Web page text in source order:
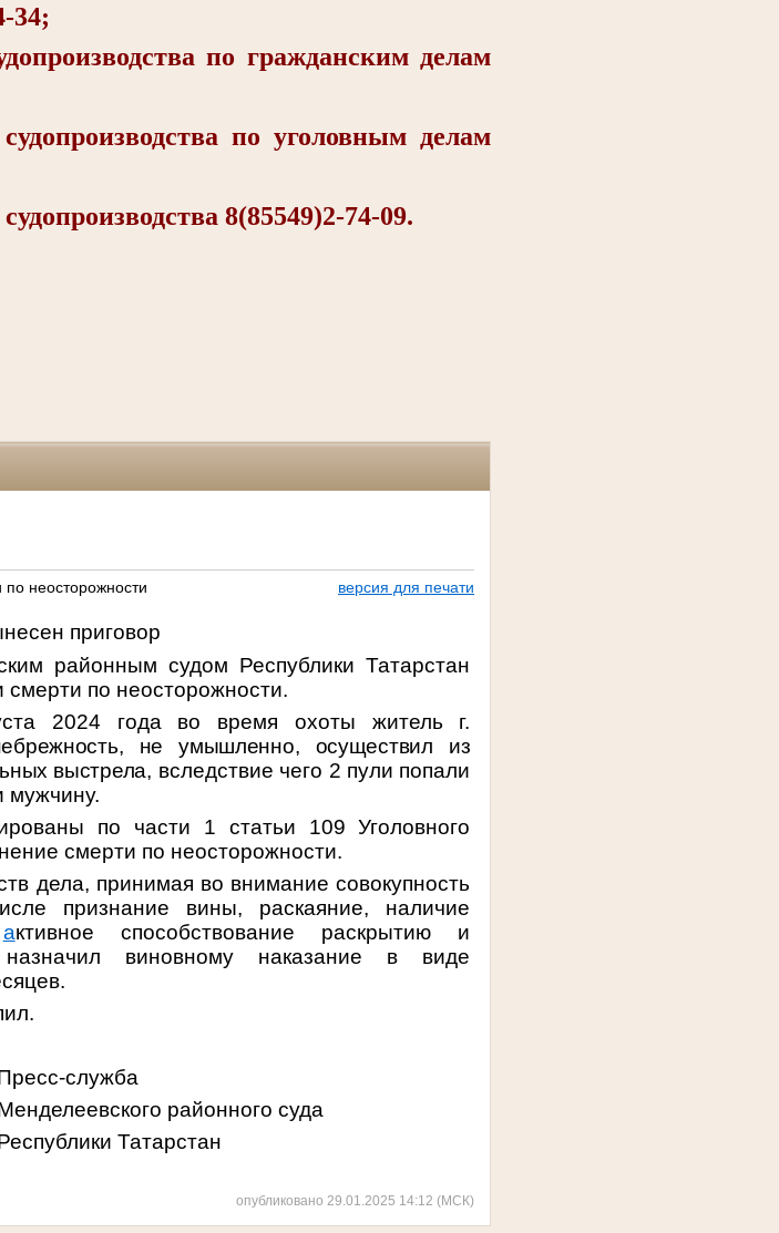
34;
по гражданским делам
по уголовным делам
8(85549)2-74-09.
неосторожности
версия для печати
приговор
районным судом Республики Татарстан
смерти по неосторожности.
2024 года во время охоты житель г.
не умышленно, осуществил из
выстрела, вследствие чего 2 пули попали
мужчину.
по части 1 статьи 109 Уголовного
смерти по неосторожности.
дела, принимая во внимание совокупность
признание вины, раскаяние, наличие
активное способствование раскрытию и
виновному наказание в виде
служба
районного суда
Татарстан
опубликовано 29.01.2025 14:12 (МСК)